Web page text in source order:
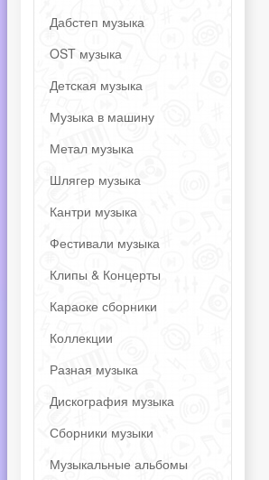
Дабстеп музыка
OST музыка
Детская музыка
Музыка в машину
Метал музыка
Шлягер музыка
Кантри музыка
Фестивали музыка
Клипы & Концерты
Караоке сборники
Коллекции
Разная музыка
Дискография музыка
Сборники музыки
Музыкальные альбомы